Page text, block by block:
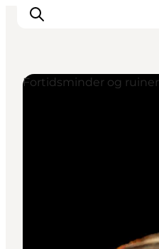
Fortidsminder og ruiner